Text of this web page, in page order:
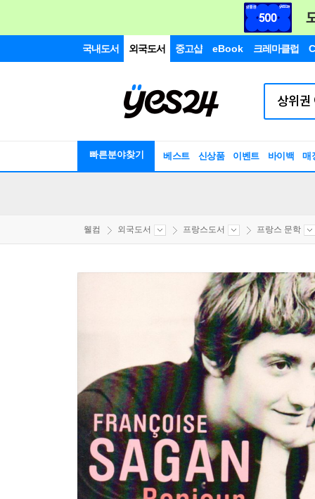
국내도서 외국도서 중고샵 eBook 크레마클럽
빠른분야찾기 베스트 신상품 이벤트 바이백 매
웰컴 외국도서 프랑스도서 프랑스 문학